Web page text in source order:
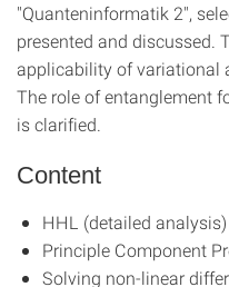
"Quanteninformatik 2",
presented and discussed.
applicability of variational
The role of entanglement
is clarified.
Content
HHL (detailed analysis)
Principle Component
Solving non-linear